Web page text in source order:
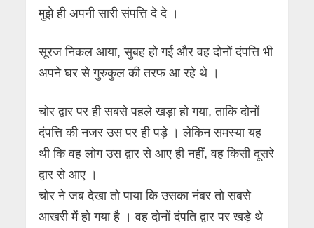
मुझे ही अपनी सारी संपत्ति दे दे ।
सूरज निकल आया, सुबह हो गई और वह दोनों दंपत्ति भी
अपने घर से गुरुकुल की तरफ आ रहे थे ।
चोर द्वार पर ही सबसे पहले खड़ा हो गया, ताकि दोनों
दंपत्ति की नजर उस पर ही पड़े । लेकिन समस्या यह
थी कि वह लोग उस द्वार से आए ही नहीं, वह किसी दूसरे
द्वार से आए ।
चोर ने जब देखा तो पाया कि उसका नंबर तो सबसे
आखरी में हो गया है । वह दोनों दंपति द्वार पर खड़े थे